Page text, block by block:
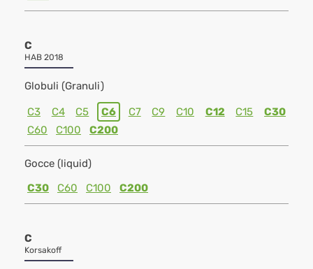
C
HAB 2018
Globuli (Granuli)
C3 C4 C5 C6 C7 C9 C10 C12 C15
C30
C60
C100 C200
Gocce (liquid)
C30
C60 C100 C200
C
Korsakoff